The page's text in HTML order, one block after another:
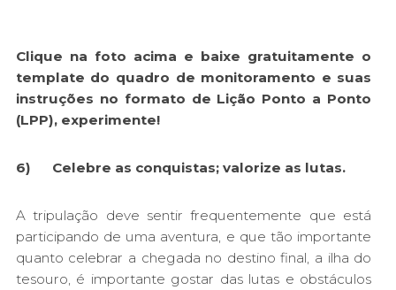
Clique na foto acima e baixe gratuitamente o
template do quadro de monitoramento e suas
instruções no formato de Lição Ponto a Ponto
(LPP), experimente!
6) Celebre as conquistas; valorize as lutas.
A tripulação deve sentir frequentemente que está
participando de uma aventura, e que tão importante
quanto celebrar a chegada no destino final, a ilha do
tesouro, é importante gostar das lutas e obstáculos